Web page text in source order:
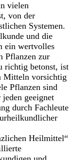
vielen
von der
Systemen.
und die
ein wertvolles
Pflanzen zur
richtig betonst, ist
Mitteln vorsichtig
Pflanzen sind
geeignet
durch Fachleute
Heilmittel“